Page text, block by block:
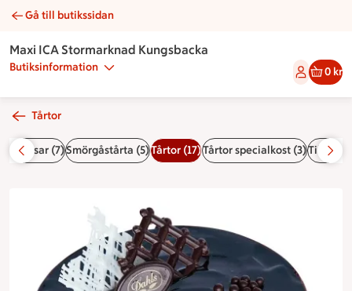
Trippelchoklad | Catering Maxi ICA Stormarknad Kungsbacka
Gå till butikssidan
Maxi ICA Stormarknad Kungsbacka
Butiksinformation 0 kr
Tårtor
(7)Smörgåstårta (5)Tårtor (17)Tårtor specialkost (3)